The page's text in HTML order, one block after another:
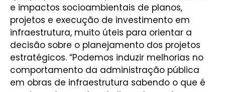
e impactos socioambientais de planos,
projetos e execução de investimento em
infraestrutura, muito úteis para orientar a
decisão sobre o planejamento dos projetos
estratégicos. “Podemos induzir melhorias no
comportamento da administração pública
em obras de infraestrutura sabendo o que é